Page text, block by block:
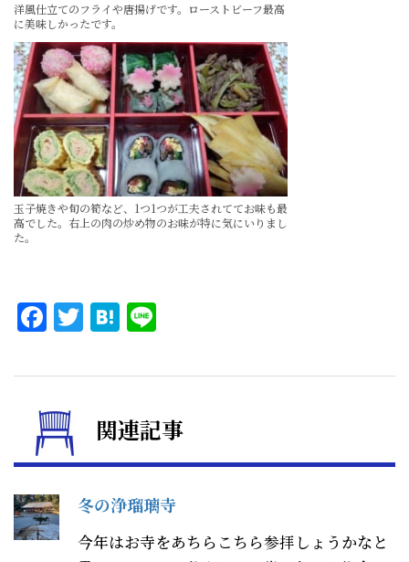
洋風仕立てのフライや唐揚げです。ローストビーフ最高
に美味しかったです。
玉子焼きや旬の筍など、1つ1つが工夫されててお味も最
高でした。右上の肉の炒め物のお味が特に気にいりまし
た。
Facebook
TwitterHatena
関連記事
冬の浄瑠璃寺
今年はお寺をあちらこちら参拝しょうかなと